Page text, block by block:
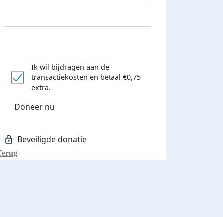
Ik wil bijdragen aan de
transactiekosten en betaal €0,75
extra.
Doneer nu